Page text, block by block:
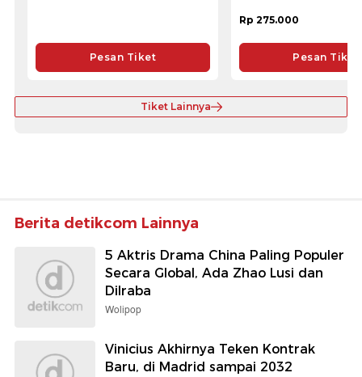
Pesan Tiket
Rp 275.000
Pesan Tiket
Tiket Lainnya
Berita detikcom Lainnya
5 Aktris Drama China Paling Populer
Secara Global, Ada Zhao Lusi dan
Dilraba
Wolipop
Vinicius Akhirnya Teken Kontrak
Baru, di Madrid sampai 2032